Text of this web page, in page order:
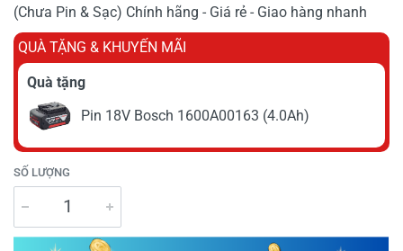
(Chưa Pin & Sạc) Chính hãng - Giá rẻ - Giao hàng nhanh
QUÀ TẶNG & KHUYẾN MÃI
Quà tặng
Pin 18V Bosch 1600A00163 (4.0Ah)
SỐ LƯỢNG